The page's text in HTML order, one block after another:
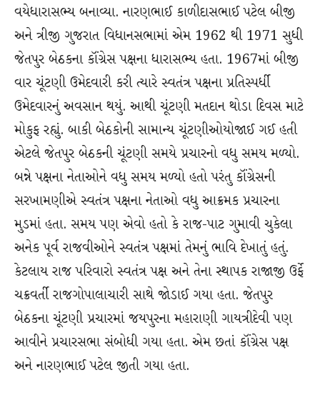
વયેધારાસભ્ય બનાવ્યા. નારણભાઈ કાળીદાસભાઈ પટેલ બીજી
અને ત્રીજી ગુજરાત વિધાનસભામાં એમ 1962 થી 1971 સુધી
જેતપુર બેઠકના કૉંગ્રેસ પક્ષના ધારાસભ્ય હતા. 1967માં બીજી
વાર ચૂંટણી ઉમેદવારી કરી ત્યારે સ્વતંત્ર પક્ષના પ્રતિસ્પર્ધી
ઉમેદવારનું અવસાન થયું. આથી ચૂંટણી મતદાન થોડા દિવસ માટે
મોકુફ રહ્યું. બાકી બેઠકોની સામાન્ય ચૂંટણીઓયોજાઈ ગઈ હતી
એટલે જેતપુર બેઠકની ચૂંટણી સમયે પ્રચારનો વધુ સમય મળ્યો.
બન્ને પક્ષના નેતાઓને વધુ સમય મળ્યો હતો પરંતુ કૉંગ્રેસની
સરખામણીએ સ્વતંત્ર પક્ષના નેતાઓ વધુ આક્રમક પ્રચારના
મુડમાં હતા. સમય પણ એવો હતો કે રાજ-પાટ ગુમાવી ચુકેલા
અનેક પૂર્વ રાજવીઓને સ્વતંત્ર પક્ષમાં તેમનું ભાવિ દેખાતું હતું.
કેટલાય રાજ પરિવારો સ્વતંત્ર પક્ષ અને તેના સ્થાપક રાજાજી ઉર્ફે
ચક્રવર્તી રાજગોપાલાચારી સાથે જોડાઈ ગયા હતા. જેતપુર
બેઠકના ચૂંટણી પ્રચારમાં જયપુરના મહારાણી ગાયત્રીદેવી પણ
આવીને પ્રચારસભા સંબોધી ગયા હતા. એમ છતાં કૉંગ્રેસ પક્ષ
અને નારણભાઈ પટેલ જીતી ગયા હતા.